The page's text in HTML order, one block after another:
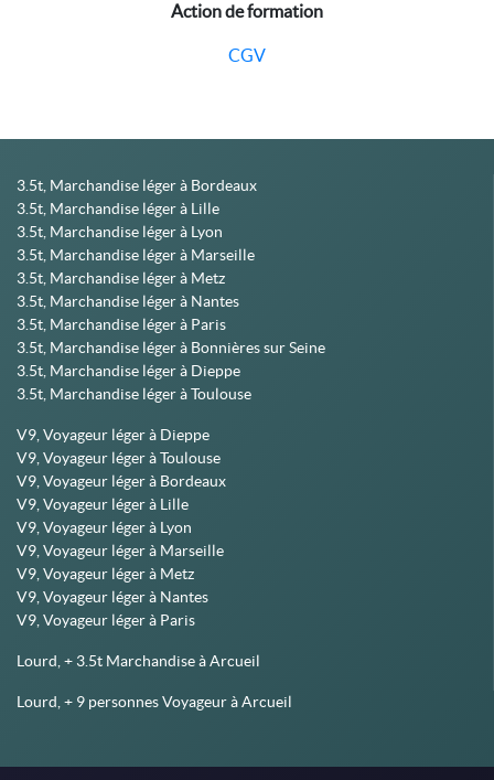
Action de formation
CGV
3.5t, Marchandise léger à Bordeaux
3.5t, Marchandise léger à Lille
3.5t, Marchandise léger à Lyon
3.5t, Marchandise léger à Marseille
3.5t, Marchandise léger à Metz
3.5t, Marchandise léger à Nantes
3.5t, Marchandise léger à Paris
3.5t, Marchandise léger à Bonnières sur Seine
3.5t, Marchandise léger à Dieppe
3.5t, Marchandise léger à Toulouse
V9, Voyageur léger à Dieppe
V9, Voyageur léger à Toulouse
V9, Voyageur léger à Bordeaux
V9, Voyageur léger à Lille
V9, Voyageur léger à Lyon
V9, Voyageur léger à Marseille
V9, Voyageur léger à Metz
V9, Voyageur léger à Nantes
V9, Voyageur léger à Paris
Lourd, + 3.5t Marchandise à Arcueil
Lourd, + 9 personnes Voyageur à Arcueil